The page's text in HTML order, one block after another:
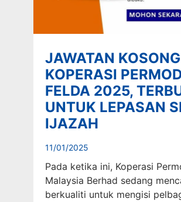
JAWATAN KOSONG
KOPERASI
FELDA 2025,
UNTUK LEPASAN
IJAZAH
11/01/2025
Pada ketika ini, Koperasi
Malaysia Berhad sedang
berkualiti untuk mengisi